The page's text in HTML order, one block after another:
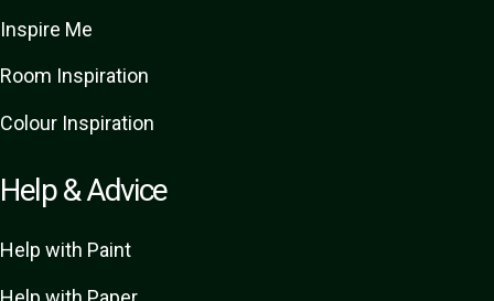
Inspire Me
Room Inspiration
Colour Inspiration
Help & Advice
Help with Paint